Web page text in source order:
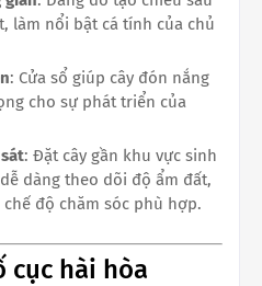
làm nổi bật cá tính của chủ
: Cửa sổ giúp cây đón nắng
cho sự phát triển của
: Đặt cây gần khu vực sinh
dàng theo dõi độ ẩm đất,
độ chăm sóc phù hợp.
cục hài hòa